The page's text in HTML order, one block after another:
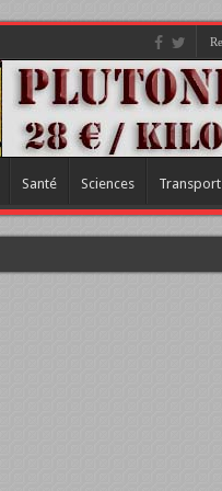
Santé Sciences Transport